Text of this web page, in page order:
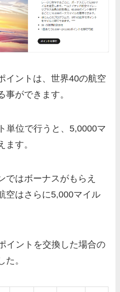
イントは、世界40の航空
事ができます。
単位で行うと、5,0000マ
ます。
ではボーナスがもらえ
空はさらに5,000マイル
イントを交換した場合の
た。